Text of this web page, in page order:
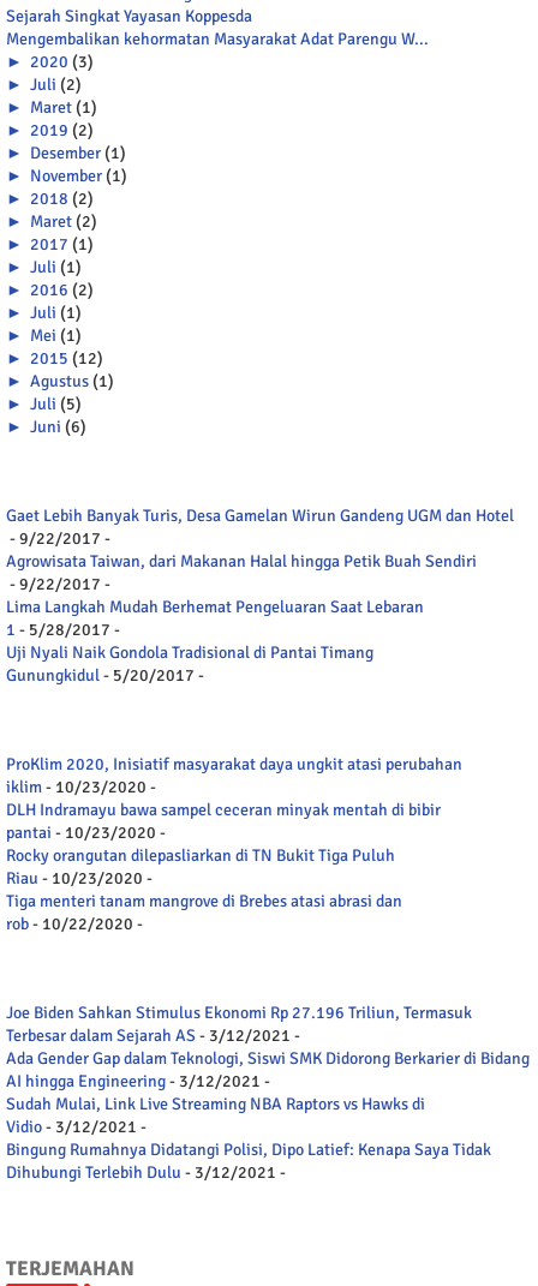
Sejarah Singkat Yayasan Koppesda
Mengembalikan kehormatan Masyarakat Adat Parengu W...
► 2020 (3)
► Juli (2)
► Maret (1)
► 2019 (2)
► Desember (1)
► November (1)
► 2018 (2)
► Maret (2)
► 2017 (1)
► Juli (1)
► 2016 (2)
► Juli (1)
► Mei (1)
► 2015 (12)
► Agustus (1)
► Juli (5)
► Juni (6)
Gaet Lebih Banyak Turis, Desa Gamelan Wirun Gandeng UGM dan Hotel
- 9/22/2017 -
Agrowisata Taiwan, dari Makanan Halal hingga Petik Buah Sendiri
- 9/22/2017 -
Lima Langkah Mudah Berhemat Pengeluaran Saat Lebaran
1 - 5/28/2017 -
Uji Nyali Naik Gondola Tradisional di Pantai Timang
Gunungkidul- 5/20/2017 -
ProKlim 2020, Inisiatif masyarakat daya ungkit atasi perubahan
iklim- 10/23/2020 -
DLH Indramayu bawa sampel ceceran minyak mentah di bibir
pantai - 10/23/2020 -
Rocky orangutan dilepasliarkan di TN Bukit Tiga Puluh
Riau - 10/23/2020 -
Tiga menteri tanam mangrove di Brebes atasi abrasi dan
rob- 10/22/2020 -
Joe Biden Sahkan Stimulus Ekonomi Rp 27.196 Triliun, Termasuk
Terbesar dalam Sejarah AS- 3/12/2021 -
Ada Gender Gap dalam Teknologi, Siswi SMK Didorong Berkarier di Bidang
AI hingga Engineering- 3/12/2021 -
Sudah Mulai, Link Live Streaming NBA Raptors vs Hawks di
Vidio- 3/12/2021 -
Bingung Rumahnya Didatangi Polisi, Dipo Latief: Kenapa Saya Tidak
Dihubungi Terlebih Dulu - 3/12/2021 -
TERJEMAHAN